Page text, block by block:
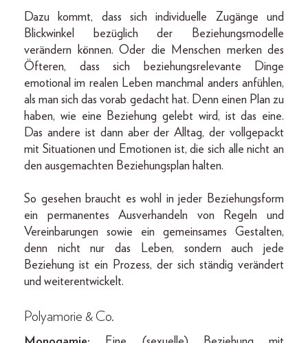
Dazu kommt, dass sich individuelle Zugänge und
Blickwinkel bezüglich der Beziehungsmodelle
verändern können. Oder die Menschen merken des
Öfteren, dass sich beziehungsrelevante Dinge
emotional im realen Leben manchmal anders anfühlen,
als man sich das vorab gedacht hat. Denn einen Plan zu
haben, wie eine Beziehung gelebt wird, ist das eine.
Das andere ist dann aber der Alltag, der vollgepackt
mit Situationen und Emotionen ist, die sich alle nicht an
den ausgemachten Beziehungsplan halten.
So gesehen braucht es wohl in jeder Beziehungsform
ein permanentes Ausverhandeln von Regeln und
Vereinbarungen sowie ein gemeinsames Gestalten,
denn nicht nur das Leben, sondern auch jede
Beziehung ist ein Prozess, der sich ständig verändert
und weiterentwickelt.
Polyamorie & Co.